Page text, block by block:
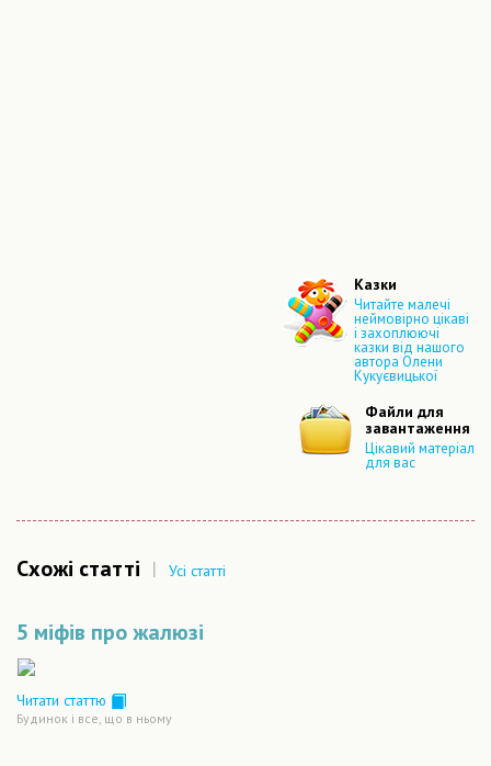
Казки
Читайте малечі
неймовірно цікаві
і захоплюючі
казки від нашого
автора Олени
Кукуєвицької
Файли для
завантаження
Цікавий матеріал
для вас
Схожі статті | Усі статті
5 міфів про жалюзі
Читати статтю
Будинок і все, що в ньому